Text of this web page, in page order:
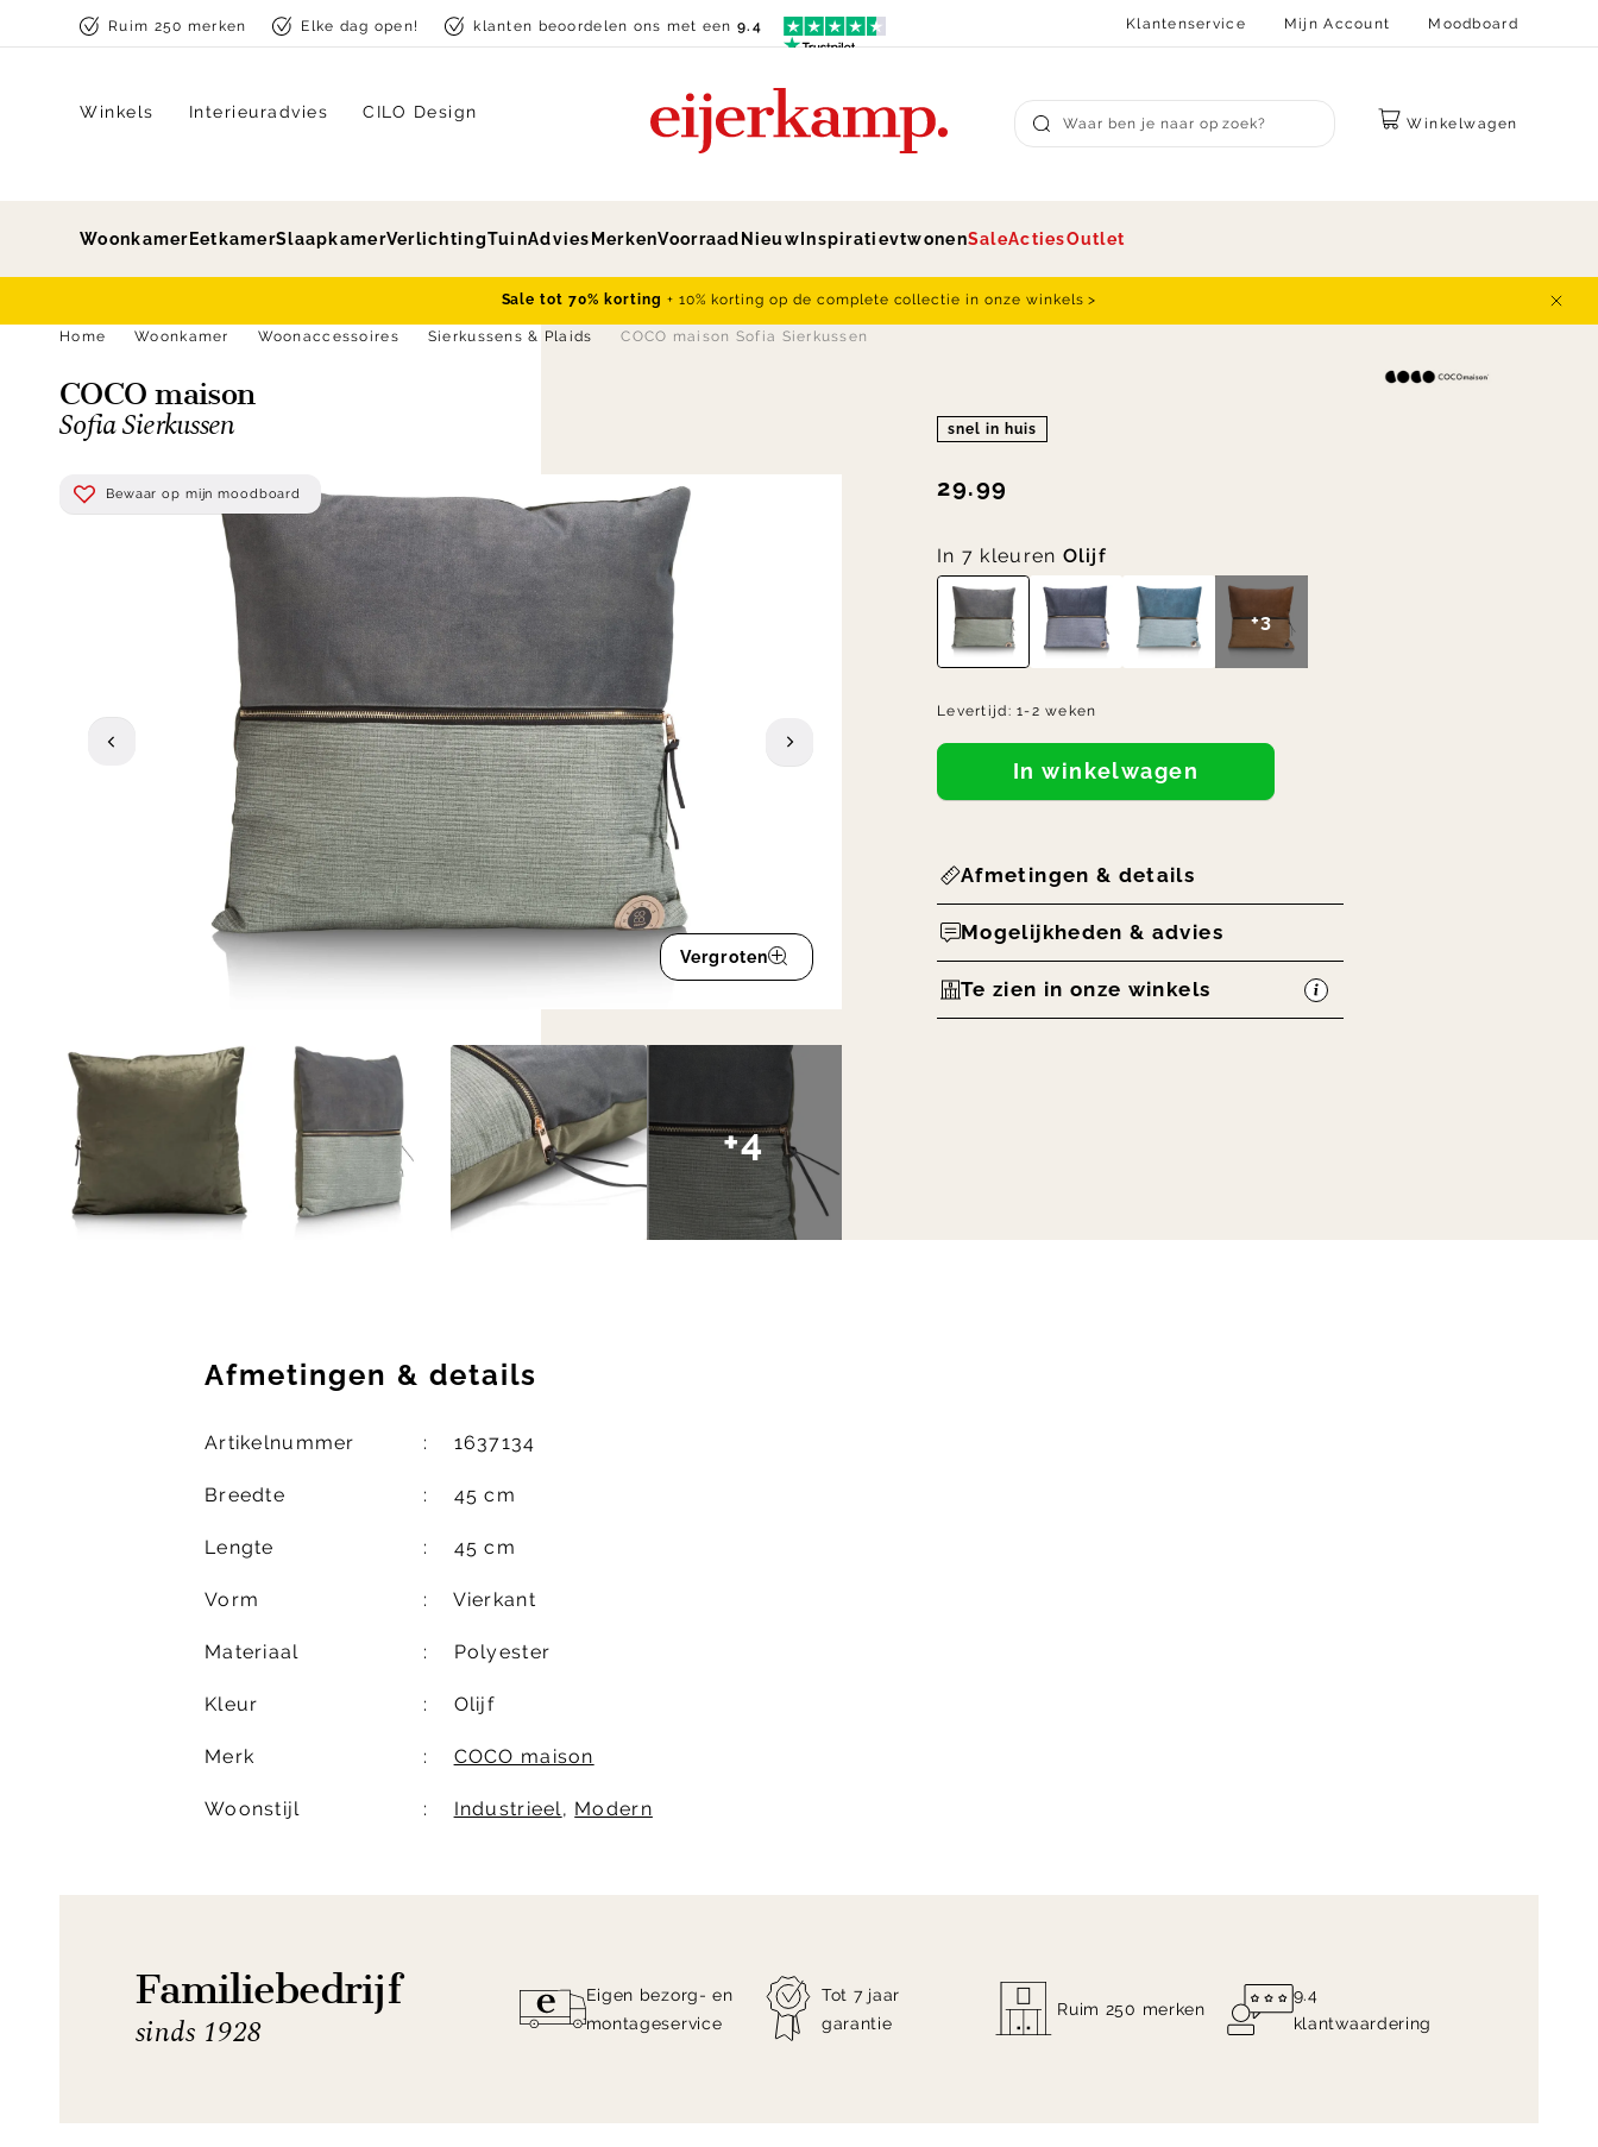
Skip to contentRuim 250 merken Elke dag open! klanten beoordelen ons met een9.4 Klantenservice Mijn Account Moodboard
Submit search
Winkelwagen
Winkels Interieuradvies CILO Design
Woonkamer EetkamerSlaapkamerVerlichtingTuinAdvies MerkenVoorraad Nieuw InspiratievtwonenSaleActiesOutlet
Sale tot 70% korting + 10% korting op de complete collectie in onze winkels >
Home
Woonkamer Woonaccessoires Sierkussens & Plaids COCO maison Sofia Sierkussen
COCO maison
Sofia Sierkussen
Bewaar op mijn moodboard
Vergroten
+4
snel in huis
29.99
In 7 kleuren Olijf
+3
Levertijd:1-2 weken
In winkelwagen
Afmetingen & details
Mogelijkheden & advies
Te zien in onze winkels
Afmetingen & details
Artikelnummer 1637134
Breedte 45 cm
Lengte 45 cm
Vorm Vierkant
Materiaal Polyester
Kleur Olijf
Merk COCO maison
Woonstijl Industrieel, Modern
Familiebedrijf
sinds 1928
Eigen bezorg- en
montageservice
Tot 7 jaar
garantie
Ruim 250 merken
9.4
klantwaardering